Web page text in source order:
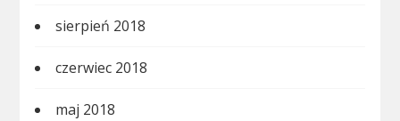
sierpień 2018
czerwiec 2018
maj 2018